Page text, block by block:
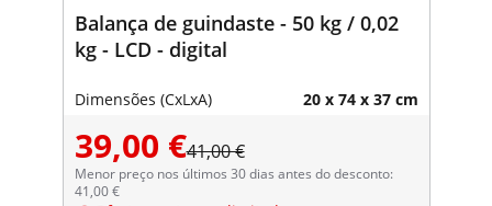
Balança de guindaste - 50 kg / 0,02
kg - LCD - digital
Dimensões (CxLxA) 20 x 74 x 37 cm
39,00 €41,00 €
Menor preço nos últimos 30 dias antes do desconto:
41,00 €